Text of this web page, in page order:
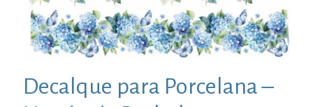
Decalque para Porcelana –